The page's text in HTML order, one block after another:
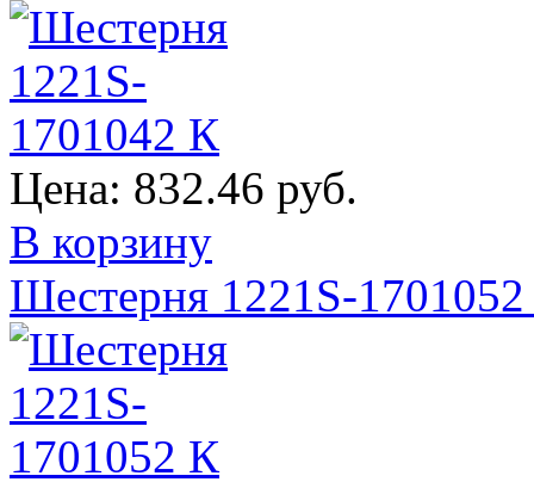
Цена: 832.46 руб.
В корзину
Шестерня 1221S-